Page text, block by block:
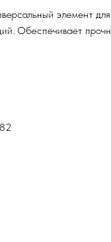
элемент
Обеспечивает